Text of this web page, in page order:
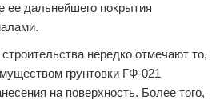
ее дальнейшего покрытия
нередко отмечают то,
грунтовки ГФ-021
на поверхность. Более того,